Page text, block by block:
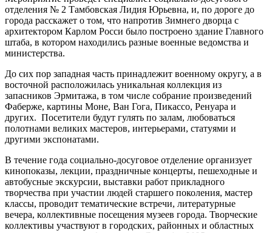
отделения № 2 Тамбовская Лидия Юрьевна, и, по дороге до
города расскажет о том, что напротив Зимнего дворца с
архитектором Карлом Росси было построено здание Главного
штаба, в котором находились разные военные ведомства и
министерства.
До сих пор западная часть принадлежит военному округу, а в
восточной расположилась уникальная коллекция из
запасников Эрмитажа, в том числе собрание произведений
Фаберже, картины Моне, Ван Гога, Пикассо, Ренуара и
других. Посетители будут гулять по залам, любоваться
полотнами великих мастеров, интерьерами, статуями и
другими экспонатами.
В течение года социально-досуговое отделение организует
кинопоказы, лекции, праздничные концерты, пешеходные и
автобусные экскурсии, выставки работ прикладного
творчества при участии людей старшего поколения, мастер
классы, проводит тематические встречи, литературные
вечера, коллективные посещения музеев города. Творческие
коллективы участвуют в городских, районных и областных